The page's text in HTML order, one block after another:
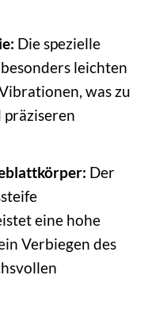
Die spezielle
leichten
was zu
Der
eine hohe
Verbiegen des